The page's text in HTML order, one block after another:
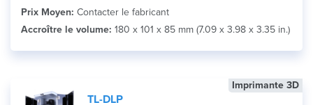
Prix Moyen: Contacter le fabricant
Accroître le volume: 180 x 101 x 85 mm (7.09 x 3.98 x 3.35 in.)
Imprimante 3D
TL-DLP